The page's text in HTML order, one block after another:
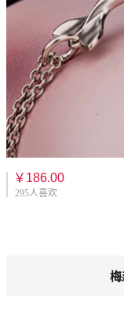
￥186.00
295人喜欢
梅